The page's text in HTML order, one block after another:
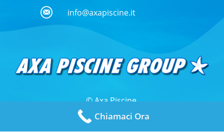
info@axapiscine.it
© Axa Piscine.
Chiamaci Ora